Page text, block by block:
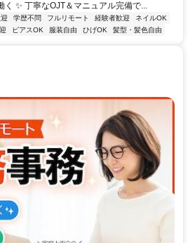
く ✨ 丁寧なOJT＆マニュアル完備で...
学歴不問 フルリモート 経験者歓迎
ネイルOK
ピアスOK 服装自由 ひげOK 髪型・髪色自由